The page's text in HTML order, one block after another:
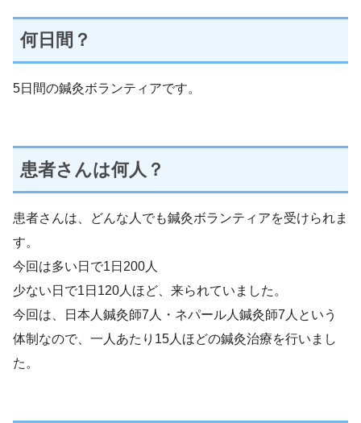
何日間？
5日間の鍼灸ボランティアです。
患者さんは何人？
患者さんは、どんな人でも鍼灸ボランティアを受けられま
す。
今回は多い日で1日200人
少ない日で1日120人ほど、来られていました。
今回は、日本人鍼灸師7人・ネパール人鍼灸師7人という
体制なので、一人あたり15人ほどの鍼灸治療を行いまし
た。